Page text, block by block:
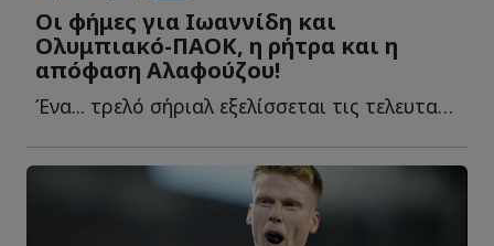
Οι φήμες για Ιωαννίδη και
Ολυμπιακό-ΠΑΟΚ, η ρήτρα και η
απόφαση Αλαφούζου!
Ένα... τρελό σήριαλ εξελίσσεται τις τελευταίες ημέρες μ...